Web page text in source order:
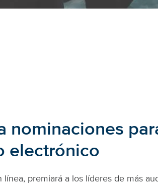
nominaciones
electrónico
premiará a los líderes de más